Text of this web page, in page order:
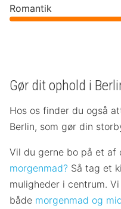
Romantik
Gør dit ophold i
Hos os finder du også
Berlin, som gør din
Vil du gerne bo på et af
morgenmad? Så tag et
muligheder i centrum.
både morgenmad og